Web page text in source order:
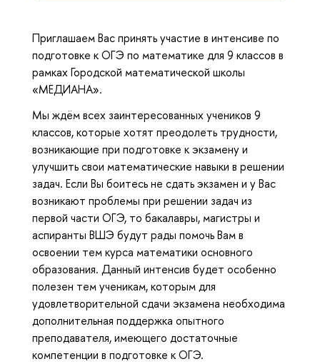
Приглашаем Вас принять участие в интенсиве по
подготовке к ОГЭ по математике для 9 классов в
рамках Городской математической школы
«МЕДИАНА».
Мы ждём всех заинтересованных учеников 9
классов, которые хотят преодолеть трудности,
возникающие при подготовке к экзамену и
улучшить свои математические навыки в решении
задач. Если Вы боитесь не сдать экзамен и у Вас
возникают проблемы при решении задач из
первой части ОГЭ, то бакалавры, магистры и
аспиранты ВШЭ будут рады помочь Вам в
освоении тем курса математики основного
образования. Данный интенсив будет особенно
полезен тем ученикам, которым для
удовлетворительной сдачи экзамена необходима
дополнительная поддержка опытного
преподавателя, имеющего достаточные
компетенции в подготовке к ОГЭ.